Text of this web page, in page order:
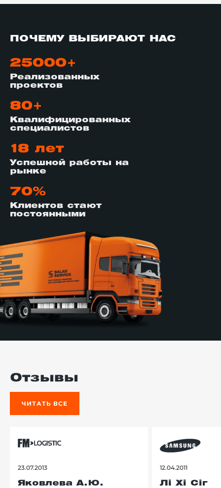
ПОЧЕМУ ВЫБИРАЮТ НАС
25000+
Реализованных
проектов
80+
Квалифицированных
специалистов
18 лет
Успешной работы на
рынке
70%
Клиентов стают
постоянными
Отзывы
ЧИТАТЬ ВСЕ
23.07.2013
Яковлева А.Ю.
12.04.2011
Лі Хі Сіг